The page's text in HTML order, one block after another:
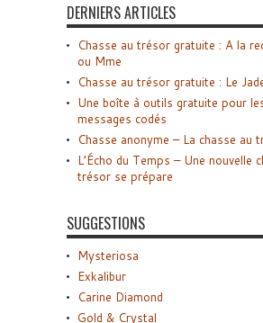
DERNIERS ARTICLES
Chasse au trésor gratuite : A la
ou Mme
Chasse au trésor gratuite : Le
Une boîte à outils gratuite pour
messages codés
Chasse anonyme – La chasse au
L’Écho du Temps – Une nouvelle
trésor se prépare
SUGGESTIONS
Mysteriosa
Exkalibur
Carine Diamond
Gold & Crystal